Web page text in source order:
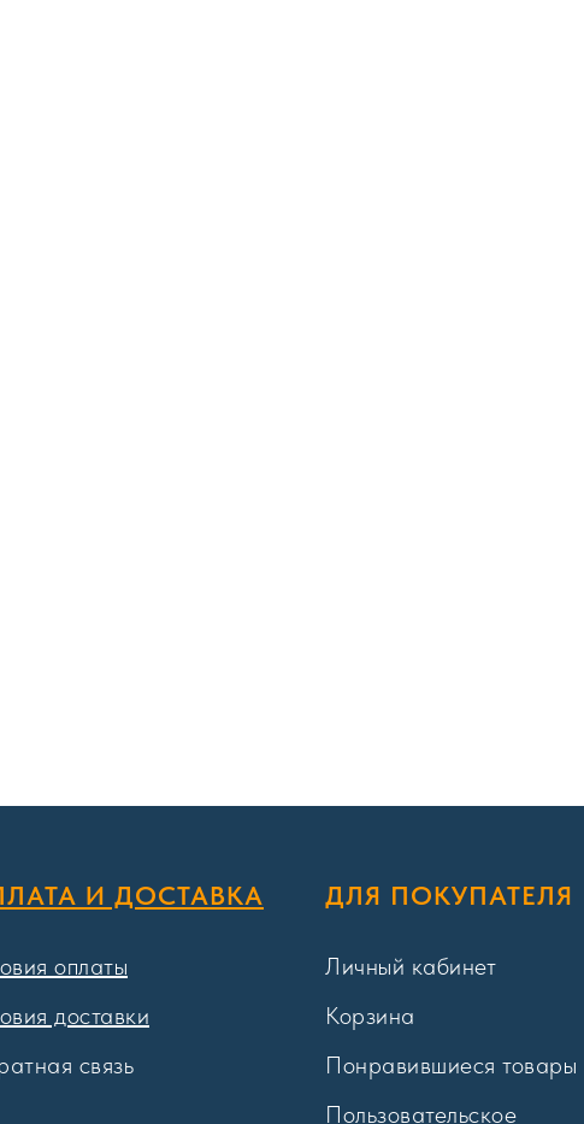
И ДОСТАВКА
оплаты
доставки
связь
ДЛЯ ПОКУПАТЕЛЯ
Личный кабинет
Корзина
Понравившиеся товары
Пользовательское